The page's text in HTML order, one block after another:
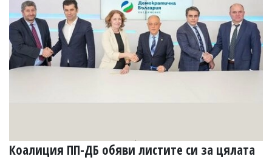
обиден
за
вас
коментар,
моля
сигнализирайте
ни!
Коалиция ПП-ДБ обяви листите си за цялата